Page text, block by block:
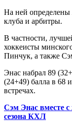
На ней определены
клуба и арбитры.
В частности,
хоккеисты
Пинчук, а также
Энас набрал 89
(24+49) балла в 68
встречах.
Сэм Энас вместе
сезона КХЛ